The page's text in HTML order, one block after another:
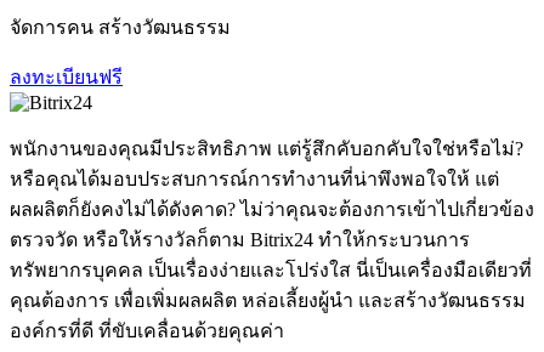
จัดการคน สร้างวัฒนธรรม
ลงทะเบียนฟรี
พนักงานของคุณมีประสิทธิภาพ แต่รู้สึกคับอกคับใจใช่หรือไม่?
หรือคุณได้มอบประสบการณ์การทำงานที่น่าพึงพอใจให้ แต่
ผลผลิตก็ยังคงไม่ได้ดังคาด? ไม่ว่าคุณจะต้องการเข้าไปเกี่ยวข้อง
ตรวจวัด หรือให้รางวัลก็ตาม Bitrix24 ทำให้กระบวนการ
ทรัพยากรบุคคล เป็นเรื่องง่ายและโปร่งใส นี่เป็นเครื่องมือเดียวที่
คุณต้องการ เพื่อเพิ่มผลผลิต หล่อเลี้ยงผู้นำ และสร้างวัฒนธรรม
องค์กรที่ดี ที่ขับเคลื่อนด้วยคุณค่า